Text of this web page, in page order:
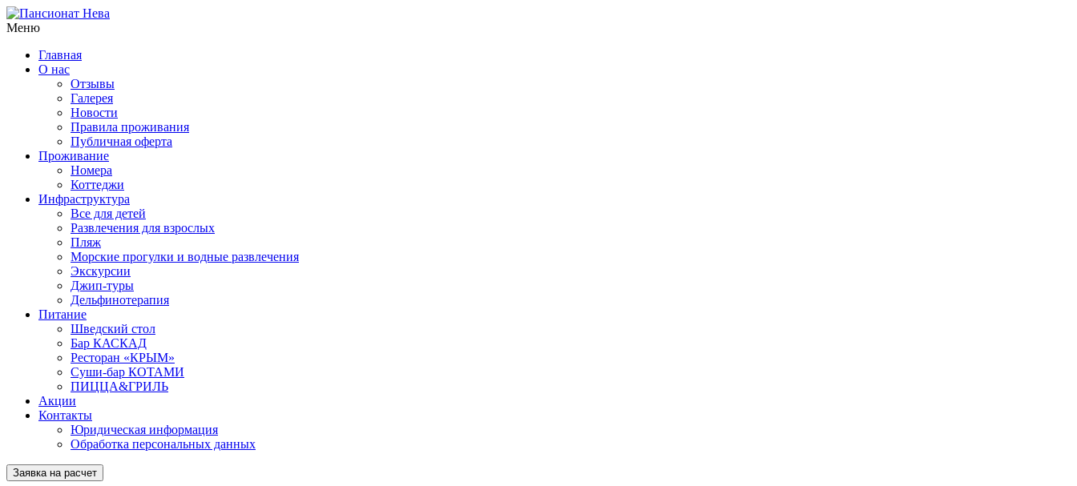
Меню
Главная
О нас
Отзывы
Галерея
Новости
Правила проживания
Публичная оферта
Проживание
Номера
Коттеджи
Инфраструктура
Все для детей
Развлечения для взрослых
Пляж
Морские прогулки и водные развлечения
Экскурсии
Джип-туры
Дельфинотерапия
Питание
Шведский стол
Бар КАСКАД
Ресторан «КРЫМ»
Суши-бар КОТАМИ
ПИЦЦА&ГРИЛЬ
Акции
Контакты
Юридическая информация
Обработка персональных данных
Заявка на расчет